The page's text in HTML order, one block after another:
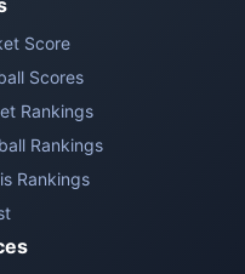
Score
Scores
Rankings
Rankings
Rankings